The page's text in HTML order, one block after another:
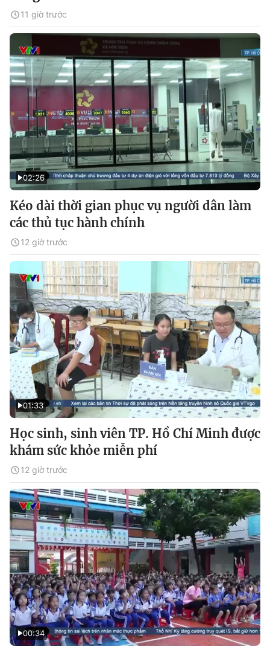
11 giờ trước
02:26
Kéo dài thời gian phục vụ người dân làm
các thủ tục hành chính
12 giờ trước
01:33
Học sinh, sinh viên TP. Hồ Chí Minh được
khám sức khỏe miễn phí
12 giờ trước
00:34